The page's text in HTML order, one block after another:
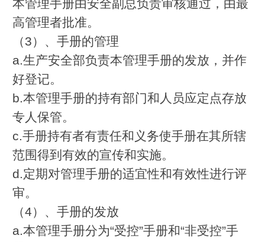
本管理手册由安全副总负责审核通过，由最
高管理者批准。
（3）、手册的管理
a.生产安全部负责本管理手册的发放，并作
好登记。
b.本管理手册的持有部门和人员应定点存放
专人保管。
c.手册持有者有责任和义务使手册在其所辖
范围得到有效的宣传和实施。
d.定期对管理手册的适宜性和有效性进行评
审。
（4）、手册的发放
a.本管理手册分为“受控”手册和“非受控”手